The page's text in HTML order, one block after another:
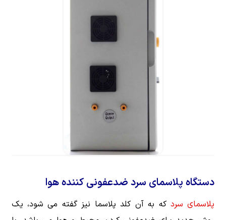
دستگاه پلاسمای سرد ضدعفونی کننده هوا
پلاسمای سرد که به آن کلد پلاسما نیز گفته می شود، یک